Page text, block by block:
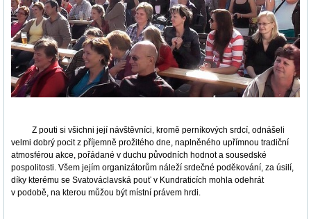
Z pouti si všichni její návštěvníci, kromě perníkových srdcí, odnášeli
velmi dobrý pocit z příjemně prožitého dne, naplněného upřímnou tradiční
atmosférou akce, pořádané v duchu původních hodnot a sousedské
pospolitosti. Všem jejím organizátorům náleží srdečné poděkování, za úsilí,
díky kterému se Svatováclavská pouť v Kundraticích mohla odehrát
v podobě, na kterou můžou být místní právem hrdi.